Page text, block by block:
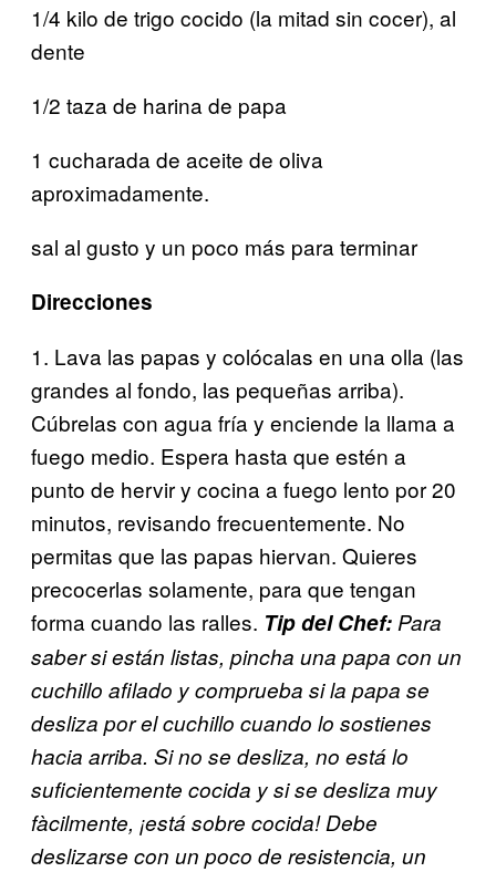
1/4 kilo de trigo cocido (la mitad sin cocer), al
dente
1/2 taza de harina de papa
1 cucharada de aceite de oliva
aproximadamente.
sal al gusto y un poco más para terminar
Direcciones
1. Lava las papas y colócalas en una olla (las
grandes al fondo, las pequeñas arriba).
Cúbrelas con agua fría y enciende la llama a
fuego medio. Espera hasta que estén a
punto de hervir y cocina a fuego lento por 20
minutos, revisando frecuentemente. No
permitas que las papas hiervan. Quieres
precocerlas solamente, para que tengan
forma cuando las ralles. Tip del Chef: Para
saber si están listas, pincha una papa con un
cuchillo afilado y comprueba si la papa se
desliza por el cuchillo cuando lo sostienes
hacia arriba. Si no se desliza, no está lo
suficientemente cocida y si se desliza muy
fàcilmente, ¡está sobre cocida! Debe
deslizarse con un poco de resistencia, un